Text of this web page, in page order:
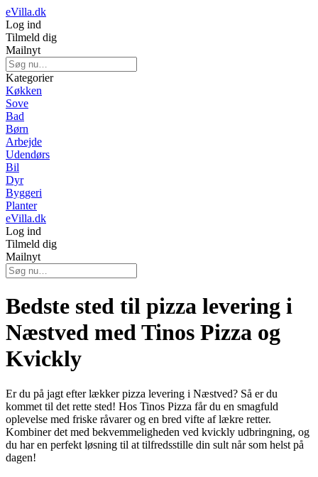
eVilla.dk
Log ind
Tilmeld dig
Mailnyt
Kategorier
Køkken
Sove
Bad
Børn
Arbejde
Udendørs
Bil
Dyr
Byggeri
Planter
eVilla.dk
Log ind
Tilmeld dig
Mailnyt
Bedste sted til pizza levering i
Næstved med Tinos Pizza og
Kvickly
Er du på jagt efter lækker pizza levering i Næstved? Så er du
kommet til det rette sted! Hos Tinos Pizza får du en smagfuld
oplevelse med friske råvarer og en bred vifte af lækre retter.
Kombiner det med bekvemmeligheden ved kvickly udbringning, og
du har en perfekt løsning til at tilfredsstille din sult når som helst på
dagen!